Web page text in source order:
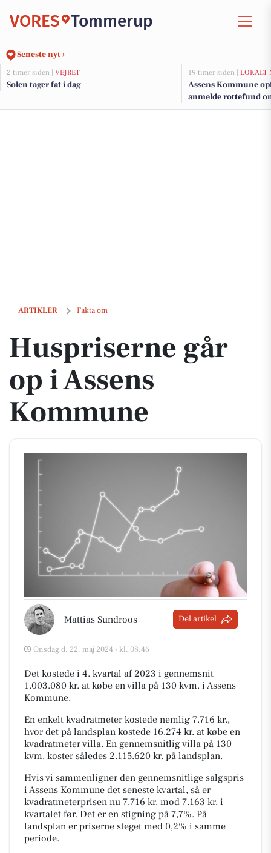
VORES Tommerup
Seneste nyt ›
2 timer siden | VEJRET
Solen tager fat i dag
19 timer siden | LOKALT
Assens Kommune
anmelde rottefund
hverdage
ARTIKLER Fakta om
Huspriserne går op i Assens Kommune
Huspriserne går
op i Assens
Kommune
Mattias Sundroos Del artikel
Onsdag d. 22. maj 2024 - kl. 08:46
Det kostede i 4. kvartal af 2023 i gennemsnit
1.003.080 kr. at købe en villa på 130 kvm. i Assens
Kommune.
En enkelt kvadratmeter kostede nemlig 7.716 kr.,
hvor det på landsplan kostede 16.274 kr. at købe en
kvadratmeter villa. En gennemsnitlig villa på 130
kvm. koster således 2.115.620 kr. på landsplan.
Hvis vi sammenligner den gennemsnitlige salgspris
i Assens Kommune det seneste kvartal, så er
kvadratmeterprisen nu 7.716 kr. mod 7.163 kr. i
kvartalet før. Det er en stigning på 7,7%. På
landsplan er priserne steget med 0,2% i samme
periode.